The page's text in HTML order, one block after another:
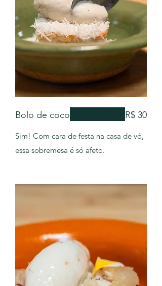
Bolo de coco
Sim! Com cara de festa na casa de vó,
essa sobremesa é só afeto.
R$ 30